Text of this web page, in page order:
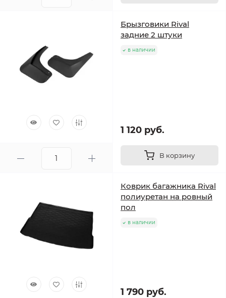
Брызговики Rival
задние 2 штуки
в наличии
1 120 руб.
В корзину
Коврик багажника Rival
полиуретан на ровный
пол
в наличии
1 790 руб.